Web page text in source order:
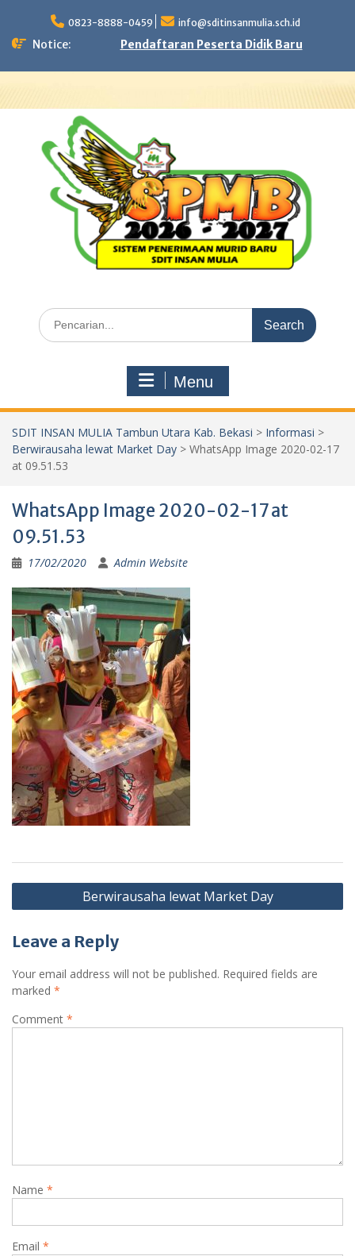
content
0823-8888-0459 info@sditinsanmulia.sch.id
Notice: Pendaftaran Peserta Didik Baru
Search
for:
Menu
SDIT INSAN MULIA Tambun Utara Kab. Bekasi > Informasi >
Berwirausaha lewat Market Day > WhatsApp Image 2020-02-17
at 09.51.53
WhatsApp Image 2020-02-17 at
09.51.53
17/02/2020 Admin Website
Post
navigation
Berwirausaha lewat Market Day
Leave a Reply
Your email address will not be published. Required fields are
marked *
Comment *
Name *
Email *